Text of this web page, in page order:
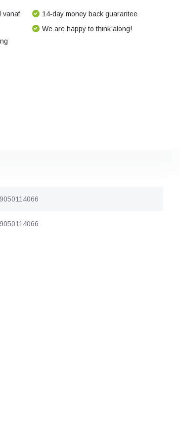
vanaf
14-day money back guarantee
We are happy to think along!